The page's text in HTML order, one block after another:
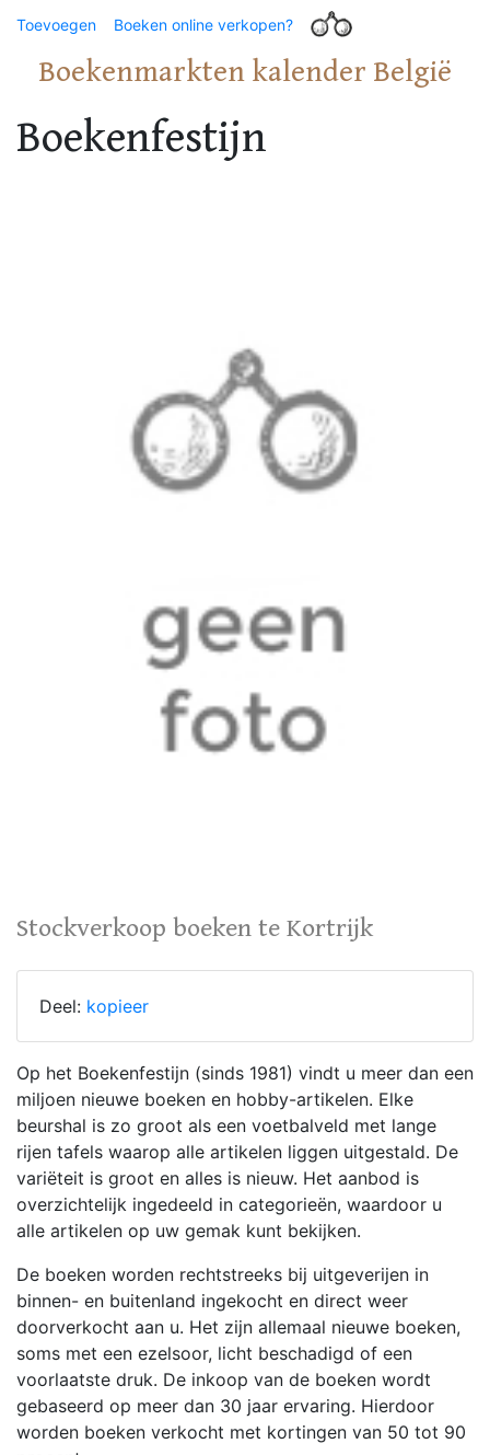
Toevoegen Boeken online verkopen?
Boekenmarkten kalender België
Boekenfestijn
Stockverkoop boeken te Kortrijk
Deel: kopieer
Op het Boekenfestijn (sinds 1981) vindt u meer dan een
miljoen nieuwe boeken en hobby-artikelen. Elke
beurshal is zo groot als een voetbalveld met lange
rijen tafels waarop alle artikelen liggen uitgestald. De
variëteit is groot en alles is nieuw. Het aanbod is
overzichtelijk ingedeeld in categorieën, waardoor u
alle artikelen op uw gemak kunt bekijken.
De boeken worden rechtstreeks bij uitgeverijen in
binnen- en buitenland ingekocht en direct weer
doorverkocht aan u. Het zijn allemaal nieuwe boeken,
soms met een ezelsoor, licht beschadigd of een
voorlaatste druk. De inkoop van de boeken wordt
gebaseerd op meer dan 30 jaar ervaring. Hierdoor
worden boeken verkocht met kortingen van 50 tot 90